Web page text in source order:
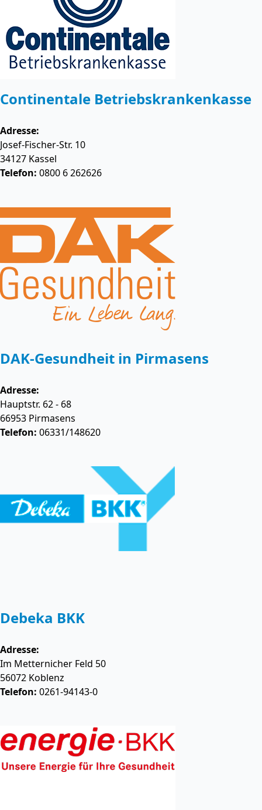
Continentale Betriebskrankenkasse
Adresse:
Josef-Fischer-Str. 10
34127 Kassel
Telefon: 0800 6 262626
DAK-Gesundheit in Pirmasens
Adresse:
Hauptstr. 62 - 68
66953 Pirmasens
Telefon: 06331/148620
Debeka BKK
Adresse:
Im Metternicher Feld 50
56072 Koblenz
Telefon: 0261-94143-0